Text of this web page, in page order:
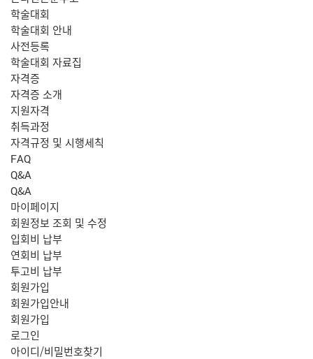
학술대회
학술대회 안내
사전등록
학술대회 자료집
자격증
자격증 소개
지원자격
취득과정
자격규정 및 시행세칙
FAQ
Q&A
Q&A
마이페이지
회원정보 조회 및 수정
입회비 납부
연회비 납부
투고비 납부
회원가입
회원가입안내
회원가입
로그인
아이디/비밀번호찾기